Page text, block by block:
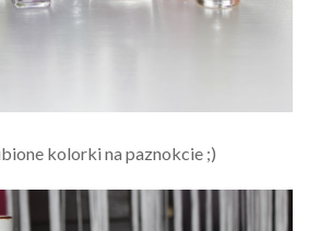
kolorki na paznokcie ;)